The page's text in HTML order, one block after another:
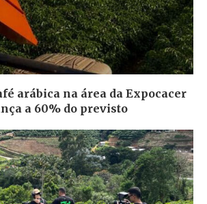
arábica na área da Expocacer
a 60% do previsto